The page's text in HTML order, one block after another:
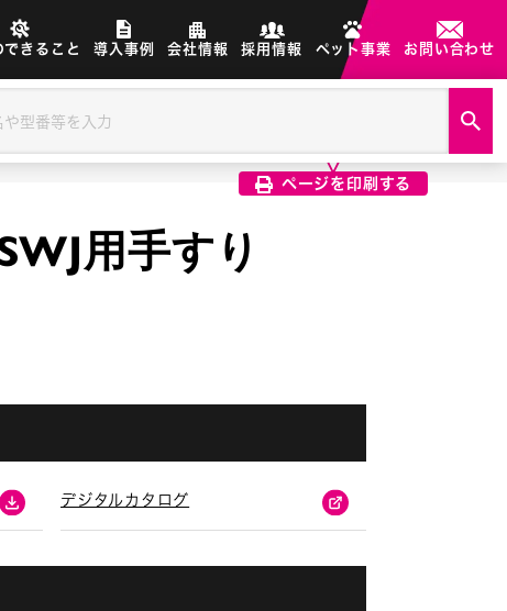
できること 導入事例 会社情報 採用情報 ペット事業 お問い合わせ
ページを印刷する
用手すり
デジタルカタログ